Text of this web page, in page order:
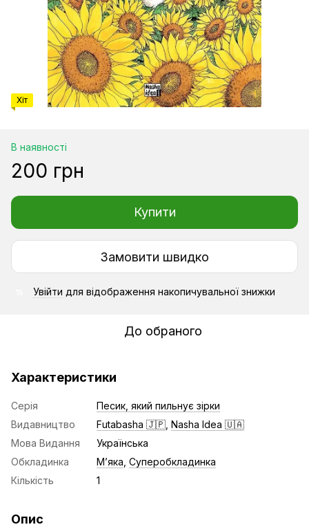
Хіт
В наявності
200 грн
Купити
Замовити швидко
Увійти для відображення накопичувальної знижки
До обраного
Характеристики
Серія
Песик, який пильнує зірки
Видавництво
Futabasha 🇯🇵 Nasha Idea 🇺🇦
Мова Видання
Українська
Обкладинка
Мʼяка Суперобкладинка
Кількість
1
Опис